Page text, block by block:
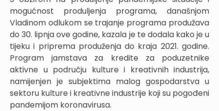
mogućnost produljenja programa, današnjom
Vladinom odlukom se trajanje programa produžava
do 30. lipnja ove godine, kazala je te dodala kako je u
tijeku i priprema produženja do kraja 2021. godine.
Program jamstava za kredite za poduzetnike
aktivne u području kulture i kreativnih industrija,
namijenjen je subjektima malog gospodarstva u
sektoru kulture i kreativne industrije koji su pogođeni
pandemijom koronavirusa.